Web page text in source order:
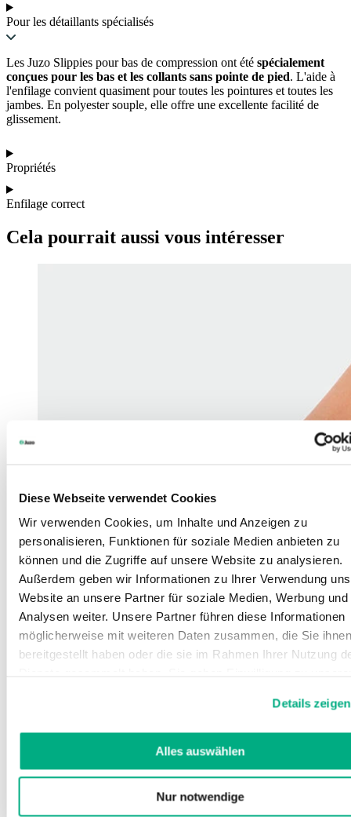
Diese Webseite verwendet Cookies
Wir verwenden Cookies, um Inhalte und Anzeigen zu
personalisieren, Funktionen für soziale Medien anbieten zu
können und die Zugriffe auf unsere Website zu analysieren.
Außerdem geben wir Informationen zu Ihrer Verwendung
Website an unsere Partner für soziale Medien, Werbung und
Analysen weiter. Unsere Partner führen diese Informationen
möglicherweise mit weiteren Daten zusammen, die Sie ihnen
bereitgestellt haben oder die sie im Rahmen Ihrer Nutzung
unsererDatenschutzerklärungundImpressum.
Details zeigen
Alles auswählen
Nur notwendige
Pour les détaillants spécialisés
Les Juzo Slippies pour bas de compression ont été spécialement
conçues pour les bas et les collants sans pointe de pied. L'aide à
l'enfilage convient quasiment pour toutes les pointures et toutes les
jambes. En polyester souple, elle offre une excellente facilité de
glissement.
Propriétés
Enfilage correct
Cela pourrait aussi vous intéresser